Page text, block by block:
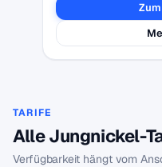
TARIFE
Alle Jungnickel-
Verfügbarkeit hängt vom